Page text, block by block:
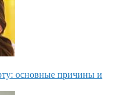
основные причины и